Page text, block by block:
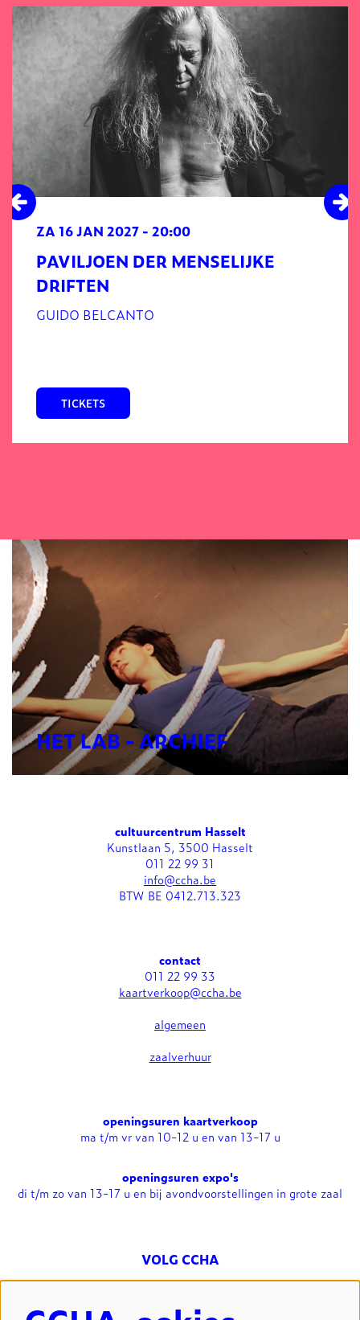
PAVILJOEN DER MENSELIJKE
DRIFTEN
GUIDO BELCANTO
ZA 16 JAN 2027 - 20:00
TICKETS
HET LAB - ARCHIEF
cultuurcentrum Hasselt
Kunstlaan 5, 3500 Hasselt
011 22 99 31
info@ccha.be
BTW BE 0412.713.323
contact
011 22 99 33
kaartverkoop@ccha.be
algemeen
zaalverhuur
openingsuren kaartverkoop
ma t/m vr van 10-12 u en van 13-17 u
openingsuren expo's
di t/m zo van 13-17 u en bij avondvoorstellingen in grote zaal
VOLG CCHA